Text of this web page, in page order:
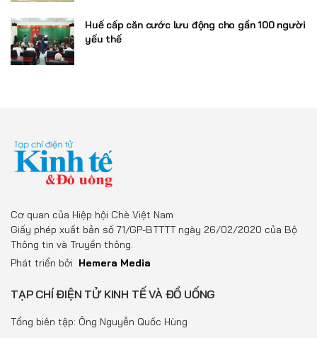
Huế cấp căn cước lưu động cho gần 100 người
yếu thế
Cơ quan của Hiệp hội Chè Việt Nam
Giấy phép xuất bản số 71/GP-BTTTT ngày 26/02/2020 của Bộ
Thông tin và Truyền thông.
Phát triển bởi Hemera Media
TẠP CHÍ ĐIỆN TỬ KINH TẾ VÀ ĐỒ UỐNG
Tổng biên tập: Ông Nguyễn Quốc Hùng